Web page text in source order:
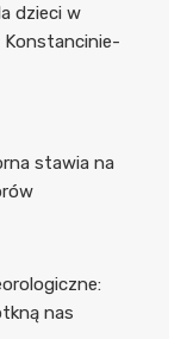
dzieci w
Konstancinie-
stawia na
nas